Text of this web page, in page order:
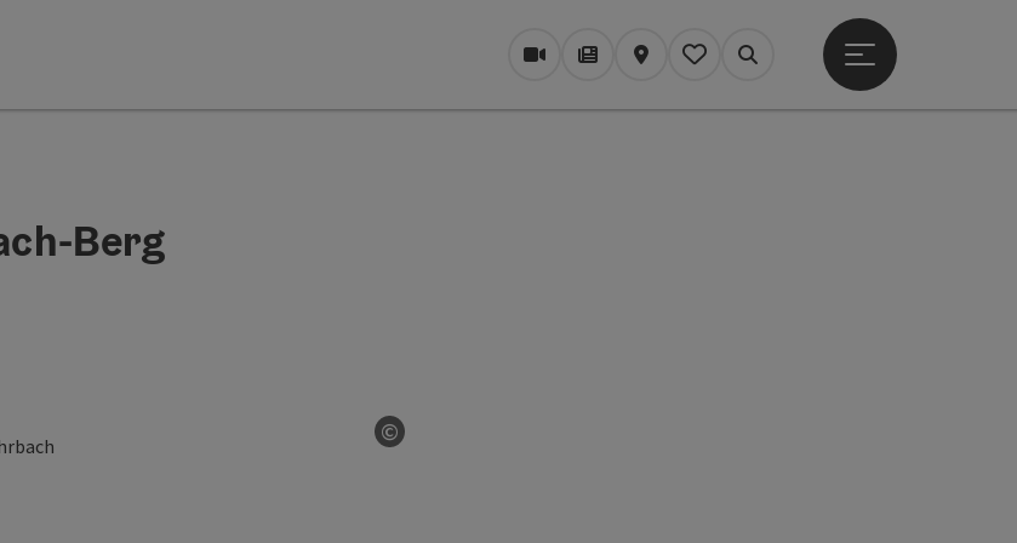
WebcamsTijdschrift/Blog
KaartMijn notitieblok
Zoek op
Startmenu openen
Berg
©